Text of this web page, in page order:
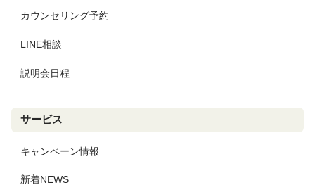
カウンセリング予約
LINE相談
説明会日程
サービス
キャンペーン情報
新着NEWS